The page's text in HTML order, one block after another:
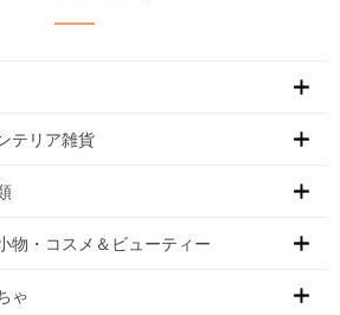
テリア雑貨
物・コスメ＆ビューティー
ゃ